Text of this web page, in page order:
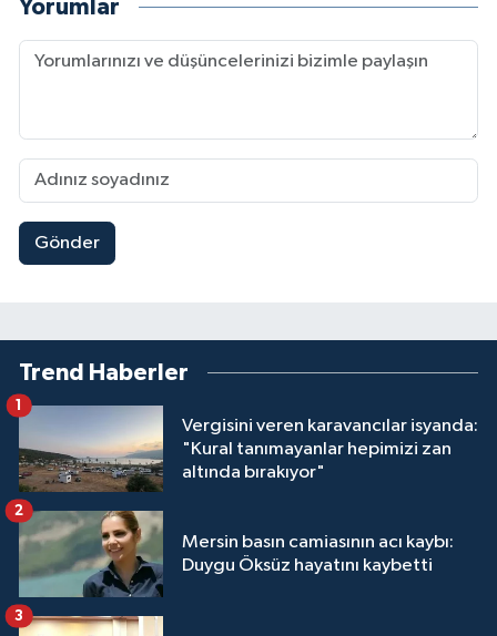
Yorumlar
Gönder
Trend Haberler
Vergisini veren karavancılar isyanda:
"Kural tanımayanlar hepimizi zan
altında bırakıyor"
1
Mersin basın camiasının acı kaybı:
Duygu Öksüz hayatını kaybetti
2
3